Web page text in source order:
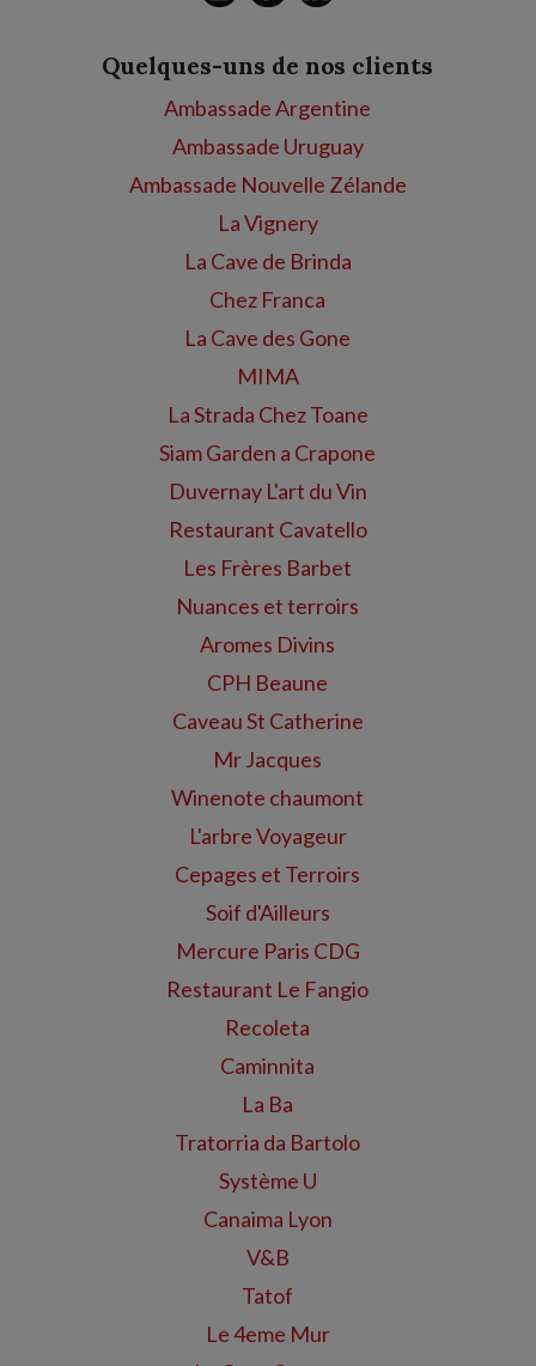
Quelques-uns de nos clients
Ambassade Argentine
Ambassade Uruguay
Ambassade Nouvelle Zélande
La Vignery
La Cave de Brinda
Chez Franca
La Cave des Gone
MIMA
La Strada Chez Toane
Siam Garden a Crapone
Duvernay L'art du Vin
Restaurant Cavatello
Les Frères Barbet
Nuances et terroirs
Aromes Divins
CPH Beaune
Caveau St Catherine
Mr Jacques
Winenote chaumont
L'arbre Voyageur
Cepages et Terroirs
Soif d'Ailleurs
Mercure Paris CDG
Restaurant Le Fangio
Recoleta
Caminnita
La Ba
Tratorria da Bartolo
Système U
Canaima Lyon
V&B
Tatof
Le 4eme Mur